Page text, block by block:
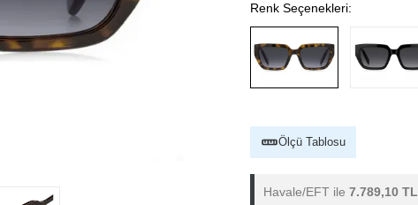
Renk Seçenekleri:
Ölçü Tablosu
Havale/EFT ile 7.789,10 TL